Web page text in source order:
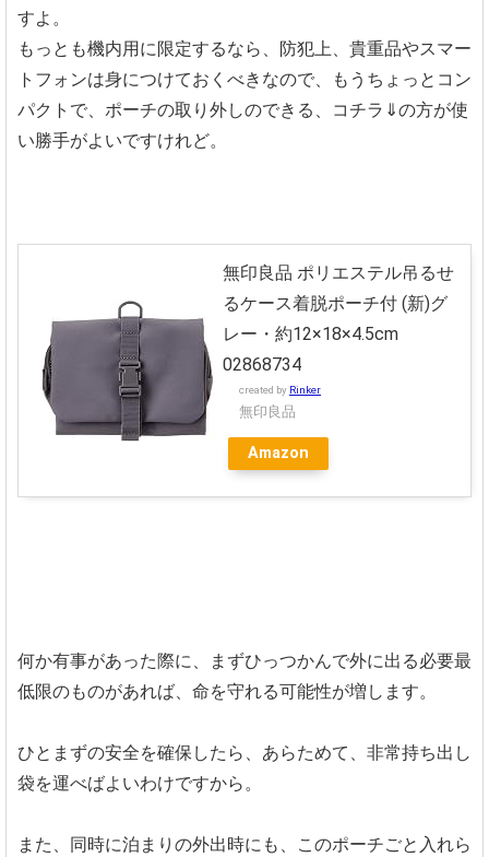
すよ。
もっとも機内用に限定するなら、防犯上、貴重品やスマー
トフォンは身につけておくべきなので、もうちょっとコン
パクトで、ポーチの取り外しのできる、コチラ⇓の方が使
い勝手がよいですけれど。
無印良品 ポリエステル吊るせ
るケース着脱ポーチ付 (新)グ
レー・約12×18×4.5cm
02868734
created by Rinker
無印良品
Amazon
何か有事があった際に、まずひっつかんで外に出る必要最
低限のものがあれば、命を守れる可能性が増します。
ひとまずの安全を確保したら、あらためて、非常持ち出し
袋を運べばよいわけですから。
また、同時に泊まりの外出時にも、このポーチごと入れら